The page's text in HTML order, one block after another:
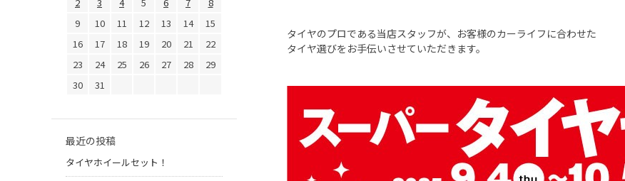
タイヤのプロである当店スタッフが、お客様のカーライフに合わせた
タイヤ選びをお手伝いさせていただきます。
2
3 4 5 6 7
8
9
10 11 12 13 14
15
16
17 18 19 20 21
22
23
24 25 26 27 28
29
30
31
最近の投稿
タイヤホイールセット！